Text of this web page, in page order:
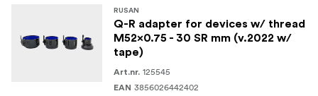
RUSAN
Q-R adapter for devices w/ thread
M52x0.75 - 30 SR mm (v.2022 w/
tape)
Art.nr. 125545
EAN 3856026442402